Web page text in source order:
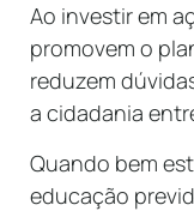
Ao investir em
promovem o
reduzem
a cidadania
Quando bem
educação